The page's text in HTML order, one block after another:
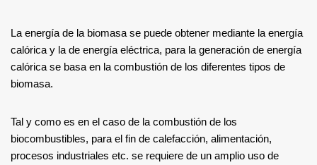
La energía de la biomasa se puede obtener mediante la energía
calórica y la de energía eléctrica, para la generación de energía
calórica se basa en la combustión de los diferentes tipos de
biomasa.
Tal y como es en el caso de la combustión de los
biocombustibles, para el fin de calefacción, alimentación,
procesos industriales etc. se requiere de un amplio uso de